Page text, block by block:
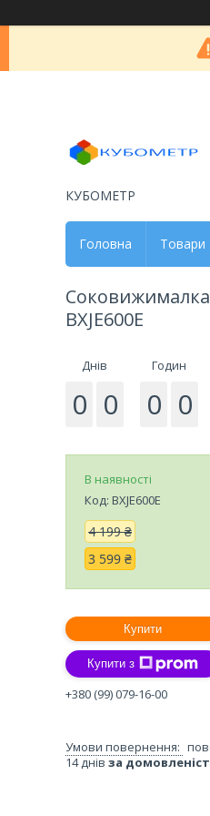
КУБОМЕТР
Головна Товари
Соковижималка
BXJE600E
Днів
0 0
Годин
0 0
В наявності
Код: BXJE600E
4 199 ₴
3 599 ₴
Купити
Купити з
+380 (99) 079-16-00
14 днів за